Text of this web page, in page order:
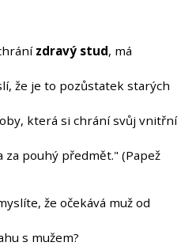
zdravý stud, má
že je to pozůstatek starých
která si chrání svůj vnitřní
za pouhý předmět." (Papež
že očekává muž od
vztahu s mužem?